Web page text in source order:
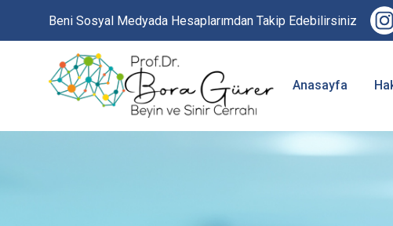
Beni Sosyal Medyada Hesaplarımdan Takip Edebilirsiniz
Anasayfa